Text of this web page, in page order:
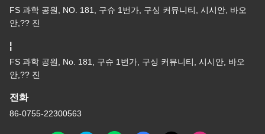
FS 과학 공원, NO. 181, 구슈 1번가, 구싱 커뮤니티, 시시안, 바오
안,?? 진
¦
FS 과학 공원, No. 181, 구슈 1번가, 구싱 커뮤니티, 시시안, 바오
안,?? 진
전화
86-0755-22300563